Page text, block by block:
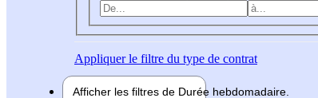
Appliquerle filtre du type de contrat
Afficher les filtres de Durée hebdomadaire